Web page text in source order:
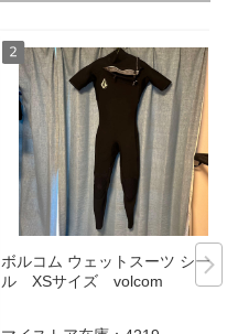
ボルコム ウェットスーツ シーガ
ル XSサイズ volcom